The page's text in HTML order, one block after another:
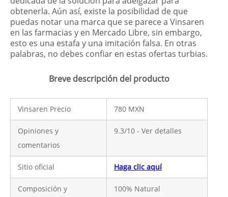
obtenerla. Aún así, existe la posibilidad de que
puedas notar una marca que se parece a Vinsaren
en las farmacias y en Mercado Libre, sin embargo,
esto es una estafa y una imitación falsa. En otras
palabras, no debes confiar en estas ofertas turbias.
Breve descripción del producto
Vinsaren Precio 780 MXN
Opiniones y
comentarios
9.3/10 - Ver detalles
Sitio oficial Haga clic aquí
Composición y
100% Natural